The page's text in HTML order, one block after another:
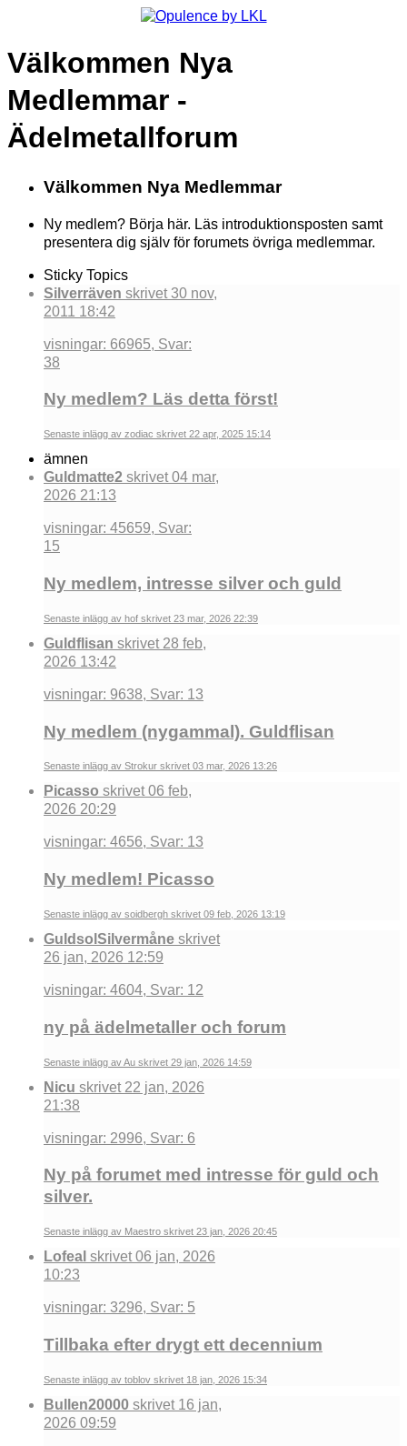
Välkommen Nya
Medlemmar -
Ädelmetallforum
Välkommen Nya Medlemmar
Ny medlem? Börja här. Läs introduktionsposten samt
presentera dig själv för forumets övriga medlemmar.
Sticky Topics
Silverräven skrivet 30 nov,
2011 18:42
visningar: 66965, Svar:
38
Ny medlem? Läs detta först!
Senaste inlägg av zodiac skrivet 22 apr, 2025 15:14
ämnen
Guldmatte2 skrivet 04 mar,
2026 21:13
visningar: 45659, Svar:
15
Ny medlem, intresse silver och guld
Senaste inlägg av hof skrivet 23 mar, 2026 22:39
Guldflisan skrivet 28 feb,
2026 13:42
visningar: 9638, Svar: 13
Ny medlem (nygammal). Guldflisan
Senaste inlägg av Strokur skrivet 03 mar, 2026 13:26
Picasso skrivet 06 feb,
2026 20:29
visningar: 4656, Svar: 13
Ny medlem! Picasso
Senaste inlägg av soidbergh skrivet 09 feb, 2026 13:19
GuldsolSilvermåne skrivet
26 jan, 2026 12:59
visningar: 4604, Svar: 12
ny på ädelmetaller och forum
Senaste inlägg av Au skrivet 29 jan, 2026 14:59
Nicu skrivet 22 jan, 2026
21:38
visningar: 2996, Svar: 6
Ny på forumet med intresse för guld och
silver.
Senaste inlägg av Maestro skrivet 23 jan, 2026 20:45
Lofeal skrivet 06 jan, 2026
10:23
visningar: 3296, Svar: 5
Tillbaka efter drygt ett decennium
Senaste inlägg av toblov skrivet 18 jan, 2026 15:34
Bullen20000 skrivet 16 jan,
2026 09:59